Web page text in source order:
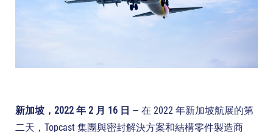
新加坡，2022 年 2 月 16 日 — 在 2022 年新加坡航展的第
二天，Topcast 集團與密封解決方案和結構零件製造商